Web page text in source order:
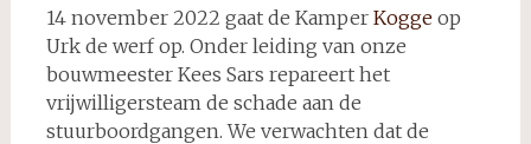
14 november 2022 gaat de Kamper Koggeop
Urk de werf op. Onder leiding van onze
bouwmeester Kees Sars repareert het
vrijwilligersteam de schade aan de
stuurboordgangen. We verwachten dat de